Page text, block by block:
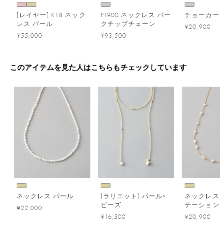
[レイヤー] K18 ネック
レス パール
¥55,000
PT900 ネックレス バー
クチップチェーン
¥93,500
チョーカ
¥20,900
このアイテムを見た人はこちらもチェックしています
ネックレス パール
¥22,000
[ラリエット] パール×
ビーズ
¥16,500
ネックレ
テーション
¥20,900